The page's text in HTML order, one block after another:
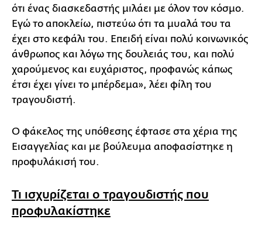
ότι ένας διασκεδαστής μιλάει με όλον τον κόσμο.
Εγώ το αποκλείω, πιστεύω ότι τα μυαλά του τα
έχει στο κεφάλι του. Επειδή είναι πολύ κοινωνικός
άνθρωπος και λόγω της δουλειάς του, και πολύ
χαρούμενος και ευχάριστος, προφανώς κάπως
έτσι έχει γίνει το μπέρδεμα», λέει φίλη του
τραγουδιστή.
Ο φάκελος της υπόθεσης έφτασε στα χέρια της
Εισαγγελίας και με βούλευμα αποφασίστηκε η
προφυλάκισή του.
Τι ισχυρίζεται ο τραγουδιστής που
προφυλακίστηκε